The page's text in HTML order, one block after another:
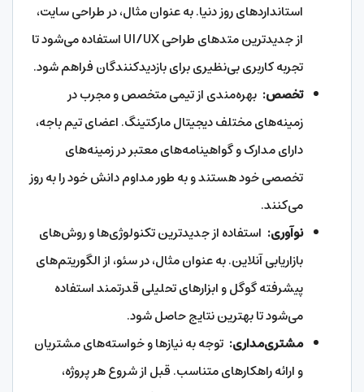
استانداردهای روز دنیا. به عنوان مثال، در طراحی سایت،
از جدیدترین متدهای طراحی UI/UX استفاده می‌شود تا
تجربه کاربری بی‌نظیری برای بازدیدکنندگان فراهم شود.
تخصص: بهره‌مندی از تیمی متخصص و مجرب در
زمینه‌های مختلف دیجیتال مارکتینگ. اعضای تیم باجه،
دارای مدارک و گواهینامه‌های معتبر در زمینه‌های
تخصصی خود هستند و به طور مداوم دانش خود را به روز
می‌کنند.
نوآوری: استفاده از جدیدترین تکنولوژی‌ها و روش‌های
بازاریابی آنلاین. به عنوان مثال، در سئو، از الگوریتم‌های
پیشرفته گوگل و ابزارهای تحلیلی قدرتمند استفاده
می‌شود تا بهترین نتایج حاصل شود.
مشتری‌مداری: توجه به نیازها و خواسته‌های مشتریان
و ارائه راهکارهای متناسب. قبل از شروع هر پروژه،